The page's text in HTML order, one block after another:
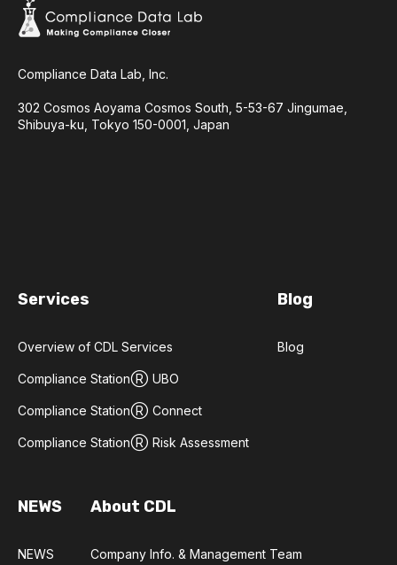
Compliance Data Lab, Inc.
​302 Cosmos Aoyama Cosmos South, 5-53-67 Jingumae,
Shibuya-ku, Tokyo 150-0001, Japan
Services
Overview of CDL Services
Compliance StationⓇ UBO​
Compliance StationⓇ Connect​
Compliance StationⓇ Risk Assessment
Blog
Blog
NEWS
NEWS
About CDL
Company Info. & Management Team